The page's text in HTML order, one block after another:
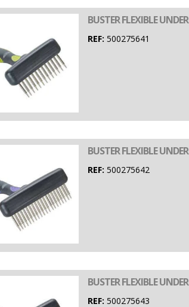
BUSTER FLEXIBLE
REF: 500275641
BUSTER FLEXIBLE
REF: 500275642
BUSTER FLEXIBLE
REF: 500275643